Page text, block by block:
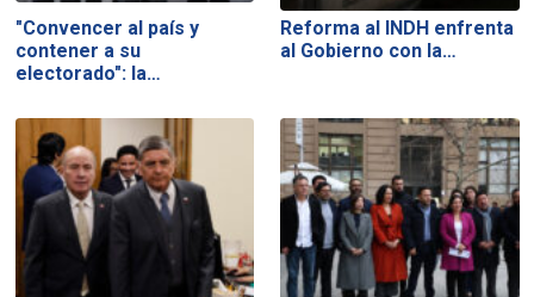
"Convencer al país y
contener a su
electorado": la…
Reforma al INDH enfrenta
al Gobierno con la…